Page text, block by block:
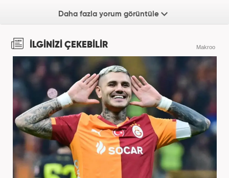
Daha fazla yorum görüntüle
İLGİNİZİ ÇEKEBİLİR Makroo